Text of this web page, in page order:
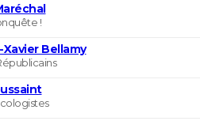
!
Xavier Bellamy